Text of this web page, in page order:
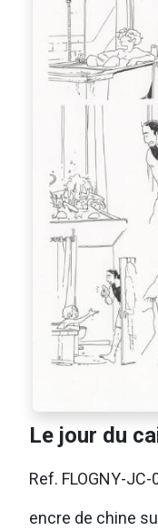
Le jour du
Ref. FLOGNY-JC-
encre de chine